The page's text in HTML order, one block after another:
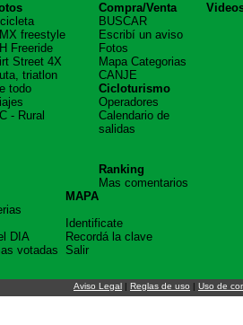
freestyle
Freeride
Street 4X
triatlon
todo
- Rural
Compra/Venta
BUSCAR
Escribí un aviso
Fotos
Mapa Categorias
CANJE
Cicloturismo
Operadores
Calendario de
salidas
Ranking
Mas comentarios
DIA
votadas
MAPA
Identificate
Recordá la clave
Salir
Aviso Legal | Reglas de uso | Uso de